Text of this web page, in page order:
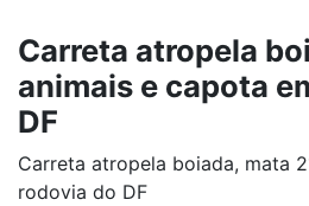
Carreta atropela
animais e capota
DF
Carreta atropela boiada, mata
rodovia do DF